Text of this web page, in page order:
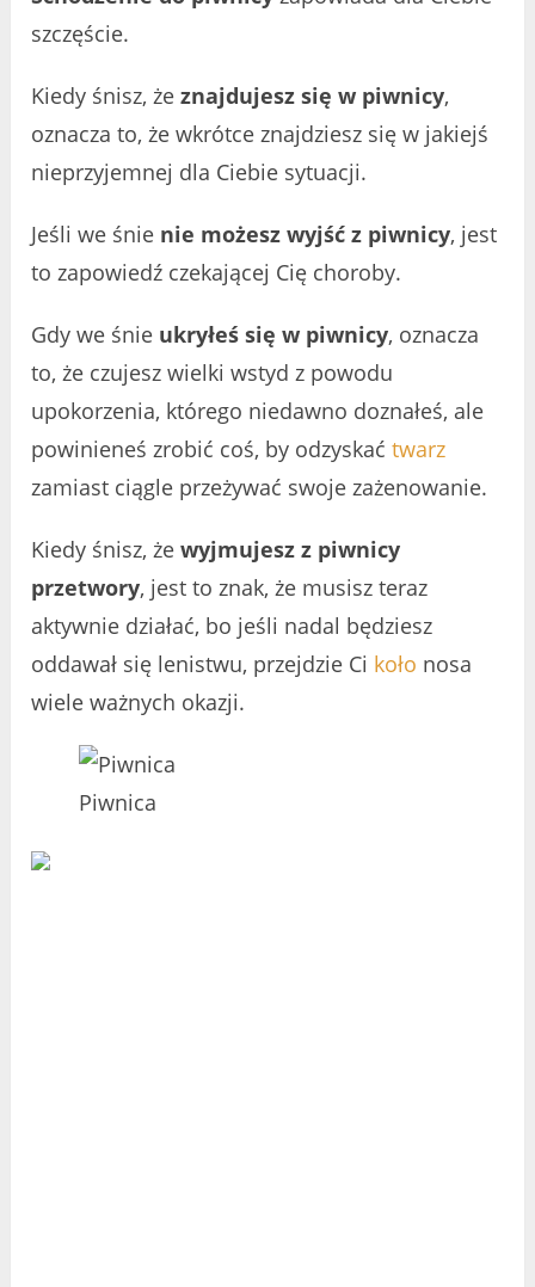
szczęście.
Kiedy śnisz, że znajdujesz się w piwnicy,
oznacza to, że wkrótce znajdziesz się w jakiejś
nieprzyjemnej dla Ciebie sytuacji.
Jeśli we śnie nie możesz wyjść z piwnicy, jest
to zapowiedź czekającej Cię choroby.
Gdy we śnie ukryłeś się w piwnicy, oznacza
to, że czujesz wielki wstyd z powodu
upokorzenia, którego niedawno doznałeś, ale
powinieneś zrobić coś, by odzyskaćtwarz
zamiast ciągle przeżywać swoje zażenowanie.
Kiedy śnisz, że wyjmujesz z piwnicy
przetwory, jest to znak, że musisz teraz
aktywnie działać, bo jeśli nadal będziesz
oddawał się lenistwu, przejdzie Ci koło nosa
wiele ważnych okazji.
Piwnica